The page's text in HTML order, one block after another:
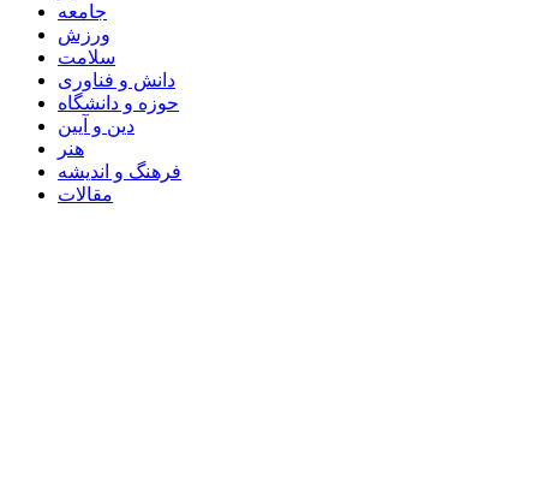
جامعه
ورزش
سلامت
دانش و فناوری
حوزه و دانشگاه
دین و آیین
هنر
فرهنگ و اندیشه
مقالات